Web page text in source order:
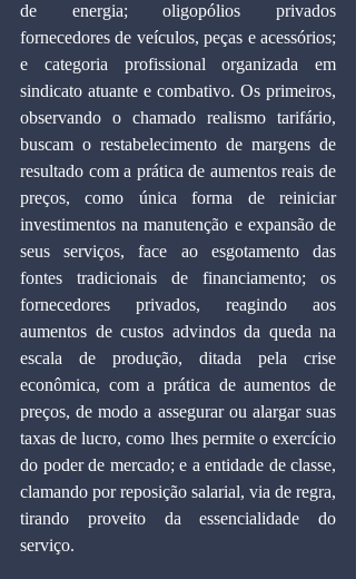
de energia; oligopólios privados
fornecedores de veículos, peças e acessórios;
e categoria profissional organizada em
sindicato atuante e combativo. Os primeiros,
observando o chamado realismo tarifário,
buscam o restabelecimento de margens de
resultado com a prática de aumentos reais de
preços, como única forma de reiniciar
investimentos na manutenção e expansão de
seus serviços, face ao esgotamento das
fontes tradicionais de financiamento; os
fornecedores privados, reagindo aos
aumentos de custos advindos da queda na
escala de produção, ditada pela crise
econômica, com a prática de aumentos de
preços, de modo a assegurar ou alargar suas
taxas de lucro, como lhes permite o exercício
do poder de mercado; e a entidade de classe,
clamando por reposição salarial, via de regra,
tirando proveito da essencialidade do
serviço.